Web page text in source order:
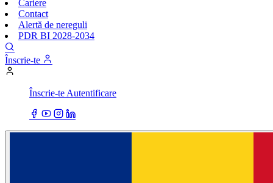
Cariere
Contact
Alertă de nereguli
PDR BI 2028-2034
Înscrie-te
Înscrie-te Autentificare